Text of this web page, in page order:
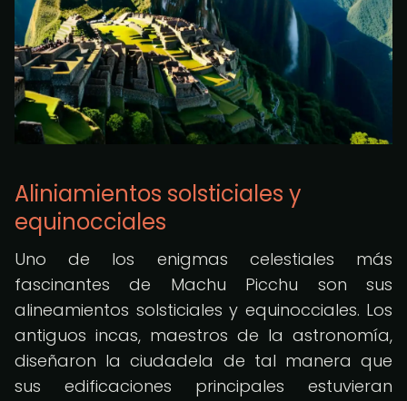
Aliniamientos solsticiales y
equinocciales
Uno de los enigmas celestiales más
fascinantes de Machu Picchu son sus
alineamientos solsticiales y equinocciales. Los
antiguos incas, maestros de la astronomía,
diseñaron la ciudadela de tal manera que
sus edificaciones principales estuvieran